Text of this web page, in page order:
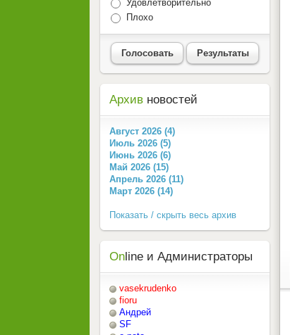
Удовлетворительно
Плохо
Голосовать Результаты
Архив новостей
Август 2026 (4)
Июль 2026 (5)
Июнь 2026 (6)
Май 2026 (15)
Апрель 2026 (11)
Март 2026 (14)
Показать / скрыть весь архив
On line и Администраторы
vasekrudenko
fioru
Андрей
SF